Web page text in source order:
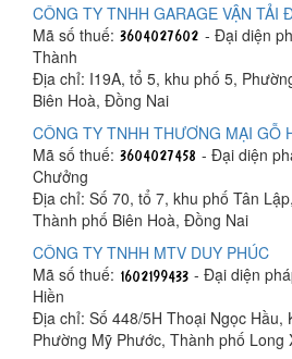
CÔNG TY TNHH GARAGE VẬN TẢI
Mã số thuế:
- Đại diện
Thành
Địa chỉ: I19A, tổ 5, khu phố 5,
Biên Hoà, Đồng Nai
CÔNG TY TNHH THƯƠNG MẠI GỖ
Mã số thuế:
- Đại diện
Chưởng
Địa chỉ: Số 70, tổ 7, khu phố Tân
Thành phố Biên Hoà, Đồng Nai
CÔNG TY TNHH MTV DUY PHÚC
Mã số thuế:
- Đại diện
Hiền
Địa chỉ: Số 448/5H Thoại Ngọc Hầu,
Phường Mỹ Phước, Thành phố Long